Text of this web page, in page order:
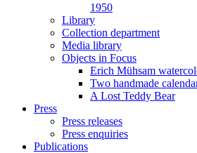
1950
Library
Collection department
Media library
Objects in Focus
Erich Mühsam
Two handmade
A Lost Teddy Bear
Press
Press releases
Press enquiries
Publications